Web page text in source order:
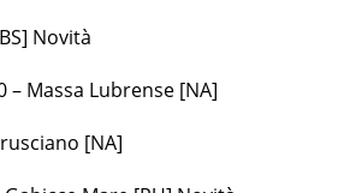
Novità
– Massa Lubrense [NA]
[NA]